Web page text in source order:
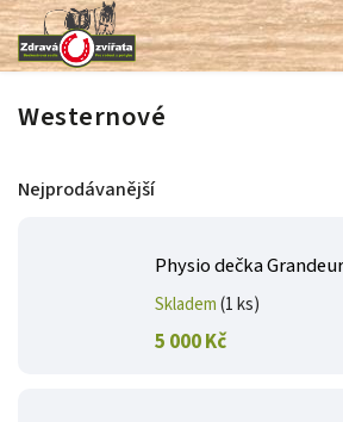
Westernové
Nejprodávanější
Physio dečka Grandeur
Skladem(1 ks)
5 000 Kč